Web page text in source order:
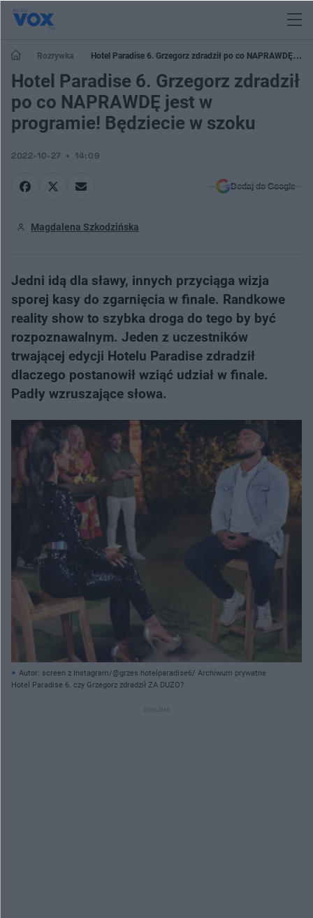
Rozrywka
Hotel Paradise 6. Grzegorz zdradził po co NAPRAWDĘ jest
w programie! Będziecie w szoku
Hotel Paradise 6. Grzegorz zdradził
po co NAPRAWDĘ jest w
programie! Będziecie w szoku
2022-10-27 14:09
Dodaj do Google
Magdalena Szkodzińska
Jedni idą dla sławy, innych przyciąga wizja
sporej kasy do zgarnięcia w finale. Randkowe
reality show to szybka droga do tego by być
rozpoznawalnym. Jeden z uczestników
trwającej edycji Hotelu Paradise zdradził
dlaczego postanowił wziąć udział w finale.
Padły wzruszające słowa.
Autor: screen z Instagram/@grzes.hotelparadise6/ Archiwum prywatne
Hotel Paradise 6. czy Grzegorz zdradził ZA DUŻO?